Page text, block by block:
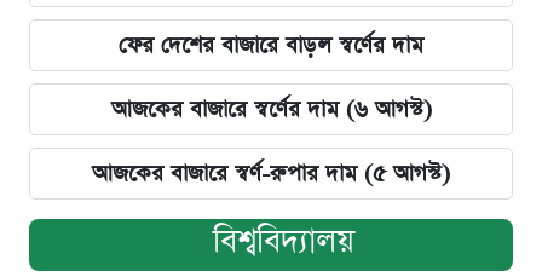
ফের দেশের বাজারে বাড়ল স্বর্ণের দাম
আজকের বাজারে স্বর্ণের দাম (৬ আগস্ট)
আজকের বাজারে স্বর্ণ-রুপার দাম (৫ আগস্ট)
বিশ্ববিদ্যালয়